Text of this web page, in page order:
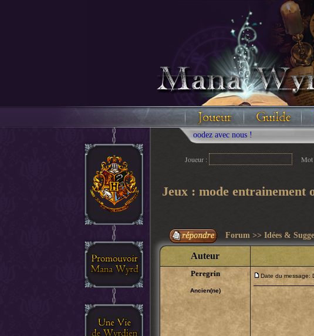
Joueur : Mot
Jeux : mode entrainement
Forum >> Idées &
Auteur
Peregrin
Ancien(ne)
Date du message: